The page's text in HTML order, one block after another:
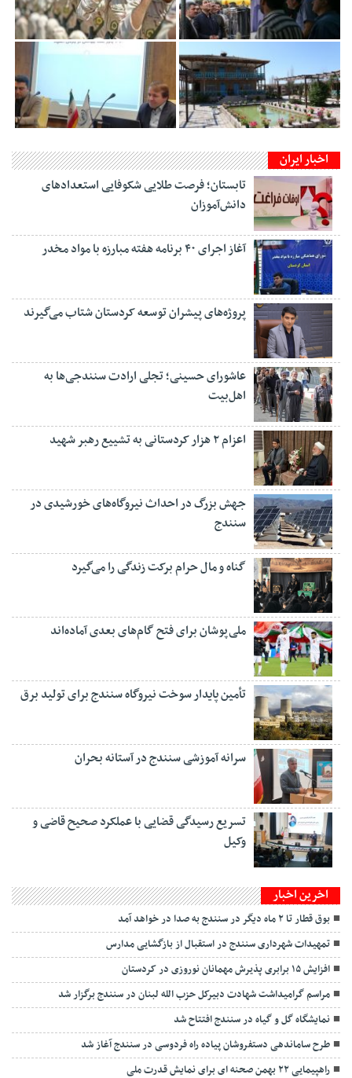
اخبار ایران
تابستان؛ فرصت طلایی شکوفایی استعدادهای
دانش‌آموزان
آغاز اجرای ۴۰ برنامه هفته مبارزه با مواد مخدر
پروژه‌های پیشران توسعه کردستان شتاب می‌گیرند
عاشورای حسینی؛ تجلی ارادت سنندجی‌ها به
اهل‌بیت
اعزام ۲ هزار کردستانی به تشییع رهبر شهید
جهش بزرگ در احداث نیروگاه‌های خورشیدی در
سنندج
گناه و مال حرام برکت زندگی را می‌گیرد
ملی‌پوشان برای فتح گام‌های بعدی آماده‌اند
تأمین پایدار سوخت نیروگاه سنندج برای تولید برق
سرانه آموزشی سنندج در آستانه بحران
تسریع رسیدگی قضایی با عملکرد صحیح قاضی و
وکیل
اخرین اخبار
بوق قطار تا ۲ ماه دیگر در سنندج به صدا در خواهد آمد
تمهیدات شهرداری سنندج در استقبال از بازگشایی مدارس
افزایش ۱۵ برابری پذیرش مهمانان نوروزی در کردستان
مراسم گرامیداشت شهادت دبیرکل حزب الله لبنان در سنندج برگزار شد
نمایشگاه گل و گیاه در سنندج افتتاح شد
طرح ساماندهی دستفروشان پیاده راه فردوسی در سنندج آغاز شد
راهپیمایی ۲۲ بهمن صحنه ای برای نمایش قدرت ملی